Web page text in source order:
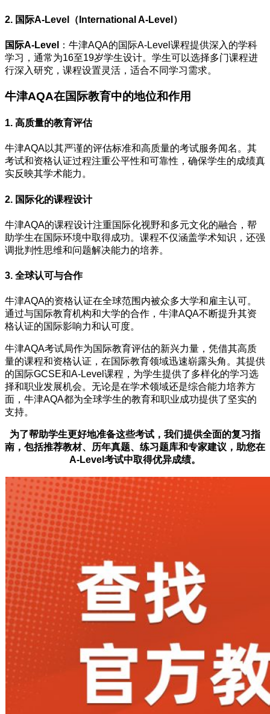
2. 国际A-Level（International A-Level）
国际A-Level
：牛津AQA的国际A-Level课程提供深入的学科
学习，通常为16至19岁学生设计。学生可以选择多门课程进
行深入研究，课程设置灵活，适合不同学习需求。
牛津AQA在国际教育中的地位和作用
1. 高质量的教育评估
牛津AQA以其严谨的评估标准和高质量的考试服务闻名。其
考试和资格认证过程注重公平性和可靠性，确保学生的成绩真
实反映其学术能力。
2. 国际化的课程设计
牛津AQA的课程设计注重国际化视野和多元文化的融合，帮
助学生在国际环境中取得成功。课程不仅涵盖学术知识，还强
调批判性思维和问题解决能力的培养。
3. 全球认可与合作
牛津AQA的资格认证在全球范围内被众多大学和雇主认可。
通过与国际教育机构和大学的合作，牛津AQA不断提升其资
格认证的国际影响力和认可度。
牛津AQA考试局作为国际教育评估的新兴力量，凭借其高质
量的课程和资格认证，在国际教育领域迅速崭露头角。其提供
的国际GCSE和A-Level课程，为学生提供了多样化的学习选
择和职业发展机会。无论是在学术领域还是综合能力培养方
面，牛津AQA都为全球学生的教育和职业成功提供了坚实的
支持。
为了帮助学生更好地准备这些考试，我们提供全面的复习指
南，包括推荐教材、历年真题、练习题库和专家建议，助您在
A-Level考试中取得优异成绩。